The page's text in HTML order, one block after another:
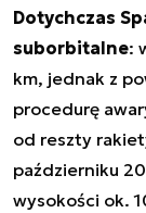
Dotychczas
suborbitalne:
km, jednak z
procedurę
od reszty
październiku
wysokości ok.